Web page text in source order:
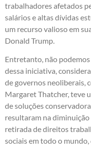
trabalhadores afetados
salários e altas dívidas
um recurso valioso em
Donald Trump.
Entretanto, não
dessa iniciativa,
de governos neoliberais,
Margaret Thatcher, teve
de soluções
resultaram na diminuição
retirada de direitos
sociais em todo o mundo,